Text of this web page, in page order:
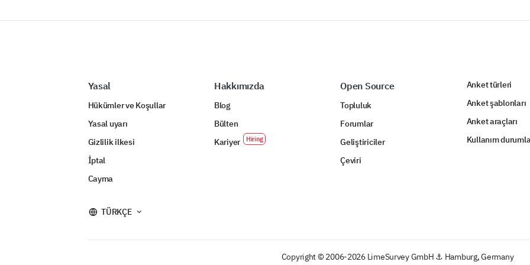
Yasal
Hükümler ve Koşullar
Yasal uyarı
Gizlilik ilkesi
İptal
Cayma
Hakkımızda
Blog
Bülten
Kariyer
Open Source
Topluluk
Forumlar
Geliştiriciler
Çeviri
Anket türleri
Anket şablonları
Anket araçları
Kullanım
TÜRKÇE
Copyright © 2006-2026 LimeSurvey GmbH ⚓ Hamburg, Germany